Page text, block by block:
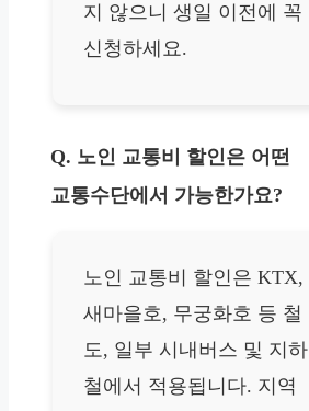
지 않으니 생일 이전에 꼭
신청하세요.
Q. 노인 교통비 할인은 어떤
교통수단에서 가능한가요?
노인 교통비 할인은 KTX,
새마을호, 무궁화호 등 철
도, 일부 시내버스 및 지하
철에서 적용됩니다. 지역